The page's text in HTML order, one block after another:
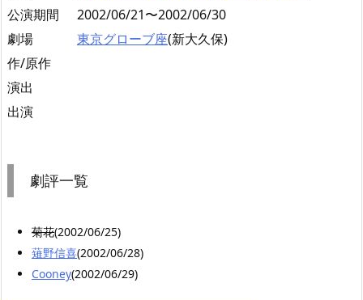
公演期間
2002/06/21〜2002/06/30
劇場
東京グローブ座(新大久保)
作/原作
演出
出演
劇評一覧
菊花(2002/06/25)
薙野信喜(2002/06/28)
Cooney(2002/06/29)